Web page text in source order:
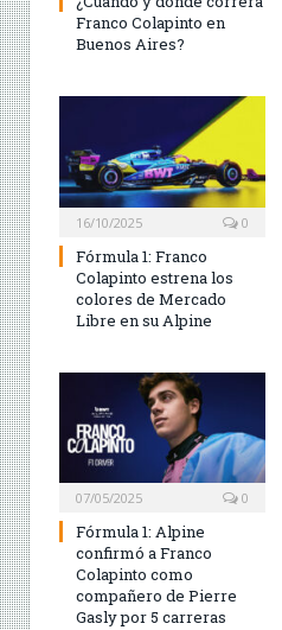
Franco Colapinto en
Buenos Aires?
16/10/2025 0
Fórmula 1: Franco
Colapinto estrena los
colores de Mercado
Libre en su Alpine
07/05/2025 0
Fórmula 1: Alpine
confirmó a Franco
Colapinto como
compañero de Pierre
Gasly por 5 carreras